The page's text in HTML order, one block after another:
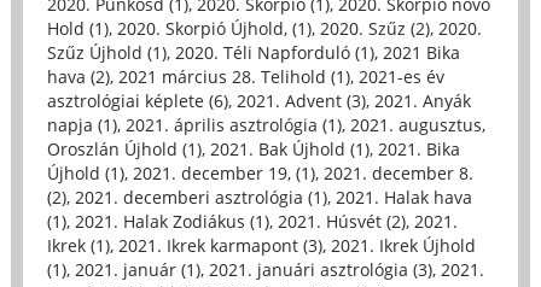
Hold (1), 2020. Skorpió Újhold, (1), 2020. Szűz (2), 2020.
Szűz Újhold (1), 2020. Téli Napforduló (1), 2021 Bika
hava (2), 2021 március 28. Telihold (1), 2021-es év
asztrológiai képlete (6), 2021. Advent (3), 2021. Anyák
napja (1), 2021. április asztrológia (1), 2021. augusztus,
Oroszlán Újhold (1), 2021. Bak Újhold (1), 2021. Bika
Újhold (1), 2021. december 19, (1), 2021. december 8.
(2), 2021. decemberi asztrológia (1), 2021. Halak hava
(1), 2021. Halak Zodiákus (1), 2021. Húsvét (2), 2021.
Ikrek (1), 2021. Ikrek karmapont (3), 2021. Ikrek Újhold
(1), 2021. január (1), 2021. januári asztrológia (3), 2021.